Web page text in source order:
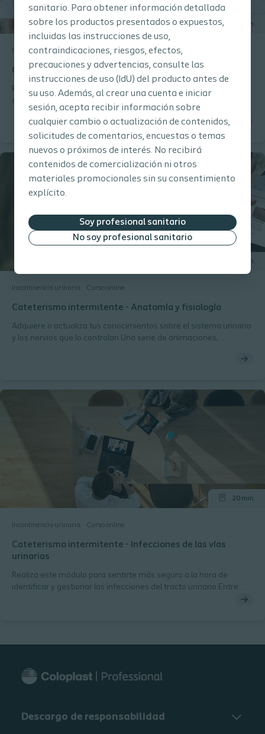
sanitario. Para obtener información detallada
sobre los productos presentados o expuestos,
incluidas las instrucciones de uso,
contraindicaciones, riesgos, efectos,
precauciones y advertencias, consulte las
instrucciones de uso (IdU) del producto antes de
su uso. Además, al crear una cuenta e iniciar
sesión, acepta recibir información sobre
cualquier cambio o actualización de contenidos,
solicitudes de comentarios, encuestas o temas
nuevos o próximos de interés. No recibirá
contenidos de comercialización ni otros
materiales promocionales sin su consentimiento
explícito.
Soy profesional sanitario
No soy profesional sanitario
Incontinencia urinaria General Curso online
25 min.
Cateterismo intermitente - Patalogías
Refuerce sus conocimientos sobre las patologías relacionadas
con problemas de vejiga con este módulo. Una oportunidad para
aprender más sobre la lesión medular (LME), la esclerosis
múltiple (EM) y la espina bífida (EB), al miso tiempo que
comprende cómo la gestión de la vejiga desempeña un papel
crucial en todas las patologías.
Incontinencia urinaria Curso online
25 min.
Cateterismo intermitente - Anatomía y fisiología
Adquiere o actualiza tus conocimientos sobre el sistema urinario
y los nervios que lo controlan.Una serie de animaciones,
Incontinencia urinaria Curso online
20 min.
Cateterismo intermitente - Infecciones de las vías
urinarias
Realiza este módulo para sentirte más seguro a la hora de
identificar y gestionar las infecciones del tracto urinario.Entre
otras cosas, aprenderás las causas y los diagnósticos, los tipos
Descargo de responsabilidad